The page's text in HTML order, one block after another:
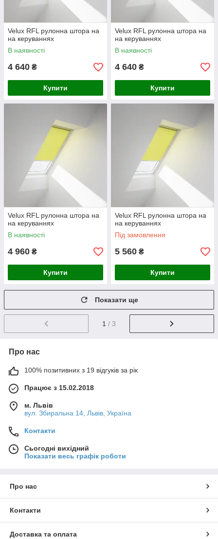
Velux RFL рулонна штора на
на керуваннях
В наявності
4 640 ₴
Купити
Velux RFL рулонна штора на
на керуваннях
В наявності
4 640 ₴
Купити
Velux RFL рулонна штора на
на керуваннях
В наявності
4 960 ₴
Купити
Velux RFL рулонна штора на
на керуваннях
Під замовлення
5 560 ₴
Купити
Показати ще
1 / 3
Про нас
100% позитивних з 19 відгуків за рік
Працює з 15.02.2018
м. Львів
вул. Збиральна 14, Львів, Україна
Контакти
Сьогодні вихідний
Показати весь графік роботи
Про нас
Контакти
Доставка та оплата